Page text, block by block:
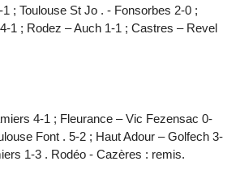
; Toulouse St Jo . - Fonsorbes 2-0 ;
1 ; Rodez – Auch 1-1 ; Castres – Revel
4-1 ; Fleurance – Vic Fezensac 0-
Font . 5-2 ; Haut Adour – Golfech 3-
1-3 . Rodéo - Cazères : remis.